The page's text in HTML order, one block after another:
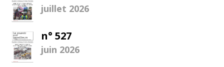
juillet 2026
n° 527
juin 2026